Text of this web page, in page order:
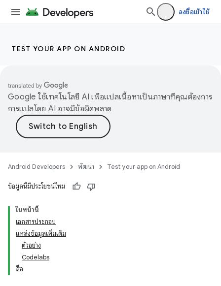
ลงชื่อเข้าใช้
TEST YOUR APP ON ANDROID
Google ใช้เทคโนโลยี AI เพื่อแปลเนื้อหาเป็นภาษาที่คุณต้องการ
การแปลโดย AI อาจมีข้อผิดพลาด
Android Developers พัฒนา Test your app on Android
ข้อมูลนี้มีประโยชน์ไหม
ในหน้านี้
เอกสารประกอบ
แหล่งข้อมูลเพิ่มเติม
ตัวอย่าง
Codelabs
สื่อ